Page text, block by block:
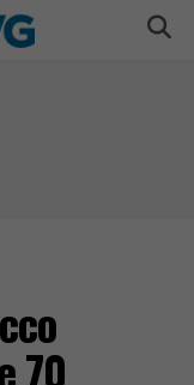
70